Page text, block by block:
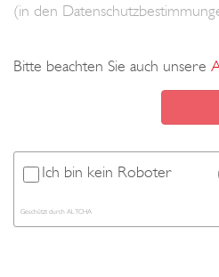
(in den
Bitte beachten Sie auch unsere
Ich bin kein Roboter
Geschützt durch ALTCHA